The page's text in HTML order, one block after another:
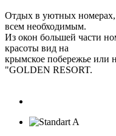
Отдых в уютных
всем необходимым.
Из окон большей части
красоты вид на
крымское побережье или
"GOLDEN RESORT.